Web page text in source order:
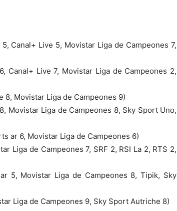
Canal+ Live 5, Movistar Liga de Campeones 7,
Canal+ Live 7, Movistar Liga de Campeones 2,
8, Movistar Liga de Campeones 9)
Movistar Liga de Campeones 8, Sky Sport Uno,
ar 6, Movistar Liga de Campeones 6)
Liga de Campeones 7, SRF 2, RSI La 2, RTS 2,
5, Movistar Liga de Campeones 8, Tipik, Sky
Liga de Campeones 9, Sky Sport Autriche 8)